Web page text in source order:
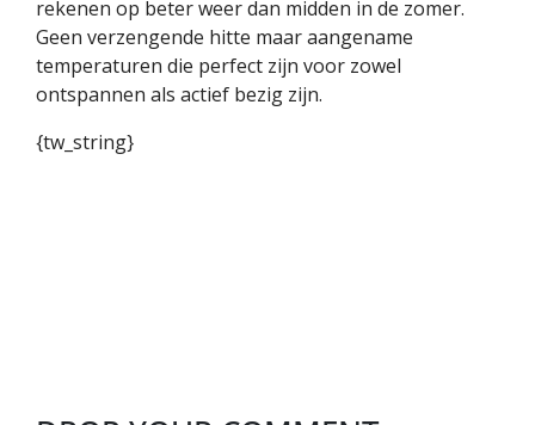
rekenen op beter weer dan midden in de zomer.
Geen verzengende hitte maar aangename
temperaturen die perfect zijn voor zowel
ontspannen als actief bezig zijn.
{tw_string}